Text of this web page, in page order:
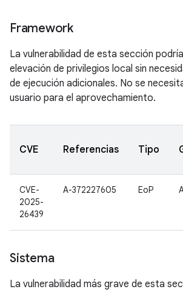
Framework
La vulnerabilidad de esta sección
elevación de privilegios local sin
de ejecución adicionales. No se
usuario para el aprovechamiento.
CVE Referencias Tipo
CVE-
2025-
26439
A-372227605 EoP
Sistema
La vulnerabilidad más grave de esta